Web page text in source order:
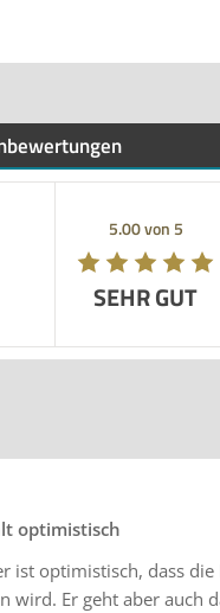
5.00 von 5
SEHR GUT
optimistisch
ist optimistisch, dass
wird. Er geht aber auch